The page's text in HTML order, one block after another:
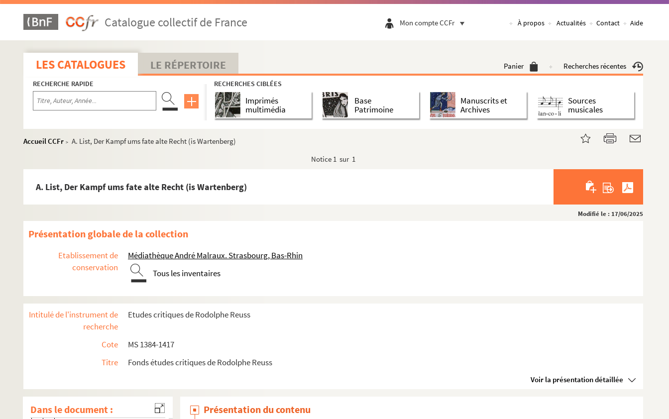
Catalogue collectif de France Mon compte CCFr À propos Actualités Contact Aide
LES CATALOGUES LE RÉPERTOIRE Panier Recherches récentes
RECHERCHE RAPIDE RECHERCHES CIBLÉES
Imprimés
multimédia
Base
Patrimoine
Manuscrits et
Archives
Sources
musicales
Accueil CCFr > A. List, Der Kampf ums fate alte Recht (is Wartenberg)
Notice 1 sur 1
A. List, Der Kampf ums fate alte Recht (is Wartenberg)
Modifié le : 17/06/2025
Présentation globale de la collection
Etablissement de
conservation
Médiathèque André Malraux. Strasbourg, Bas-Rhin
Tous les inventaires
Intitulé de l'instrument de
recherche
Etudes critiques de Rodolphe Reuss
Cote
MS 1384-1417
Titre
Fonds études critiques de Rodolphe Reuss
Voir la présentation détaillée
Dans le document :
M. Windstoetter, Etude sur la Théologie germanique
E. Richter, Conrad Engelbert Oelsner u. die Revolution
A. Cartellieri, Flucht Verhoer und Hinrichtung Ludwigs XVI (nach Oelser)
D. Goldschmidt, Auteur de Strasbourg assiégé
Th. Bitterauf, Geschichte der franzoesische Revolution
G. Noël, Au temps des volontaires, 1792
P. de Pradel-Lamage, Le pillage des biens nationaux
Maxwell Scott, The life of Mme de la RocheJaquelein
P. Delarue, Un aumônier des chouans du district de Dol
P. Delarue, Michel-Aug. Hamon, curé intrus de la Broladre
Dom H. Leclercq, Les Martyrs, la Révolution 2792-1794
F. Vermale, La franc-maçonnerie savoisienne à l'époque révolutionnaire
W. Thenius, Die Anfaenge des stehenden Heeres in Kursachsen
Bourilly et Vindry, Mémoires de Guillaume et Martin du Bellai, T. III
P. Block, Geschichte der Niederlande üb. von Houtrouw, T. VPrésentation du contenu